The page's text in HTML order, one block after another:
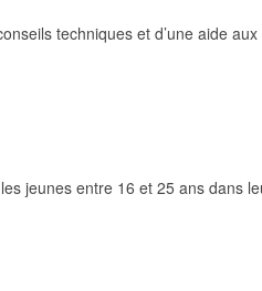
techniques et d’une aide
jeunes entre 16 et 25 ans dans